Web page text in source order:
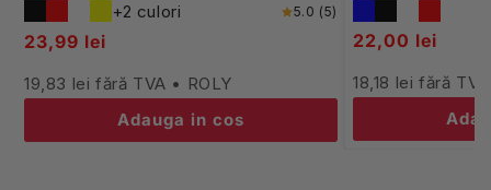
+2 culori
5.0 (5)
23,99 lei
19,83 lei fără TVA • ROLY
Adauga in cos
22,00 lei
18,18 lei fără